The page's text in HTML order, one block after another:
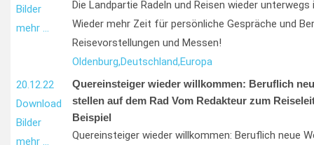
Bilder
mehr …
Die Landpartie Radeln und Reisen wieder unterwegs
Wieder mehr Zeit für persönliche Gespräche und
Reisevorstellungen und Messen!
Oldenburg,Deutschland,Europa
20.12.22
Download
Bilder
mehr …
Quereinsteiger wieder willkommen: Beruflich
stellen auf dem Rad Vom Redakteur zum
Beispiel
Quereinsteiger wieder willkommen: Beruflich neue